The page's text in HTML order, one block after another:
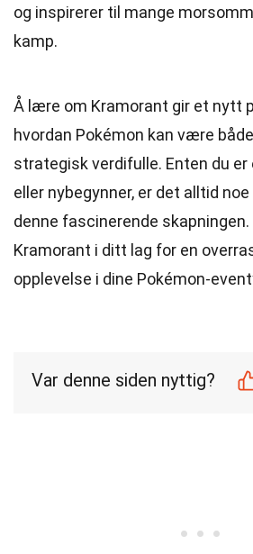
og inspirerer til mange
kamp.
Å lære om Kramorant gir et nytt
hvordan Pokémon kan være
strategisk verdifulle. Enten du
eller nybegynner, er det alltid
denne fascinerende
Kramorant i ditt lag for en
opplevelse i dine Pokémon-
Var denne siden nyttig?